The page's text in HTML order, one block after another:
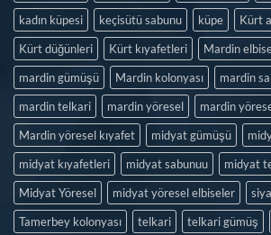
kadın küpesi
keçisütü sabunu küpe
Kürt
Kürt düğünleri
Kürt kıyafetleri
Mardin
mardin gümüşü
Mardin kolonyası
mardin
mardin telkari
mardin yöresel
mardin
Mardin yöresel kıyafet
midyat gümüşü
midyat kıyafetleri
midyat sabunuu
midyat
Midyat Yöresel
midyat yöresel elbiseler
Tamerbey kolonyası
telkari telkari gümüş